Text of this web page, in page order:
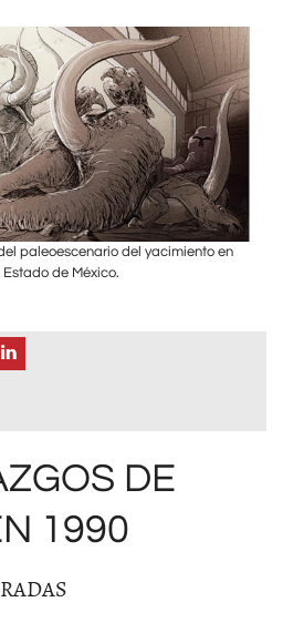
paleoescenario del yacimiento en
Estado de México.
DE
1990